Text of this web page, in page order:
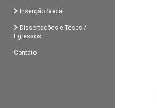
Inserção Social
Dissertações e Teses /
Egressos
Contato